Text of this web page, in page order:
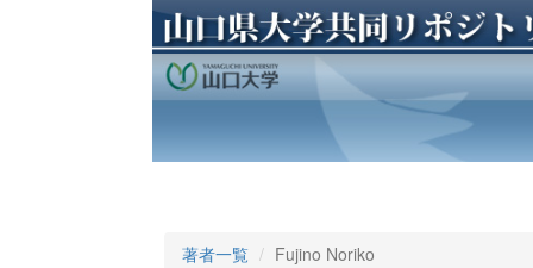
著者一覧 Fujino Noriko